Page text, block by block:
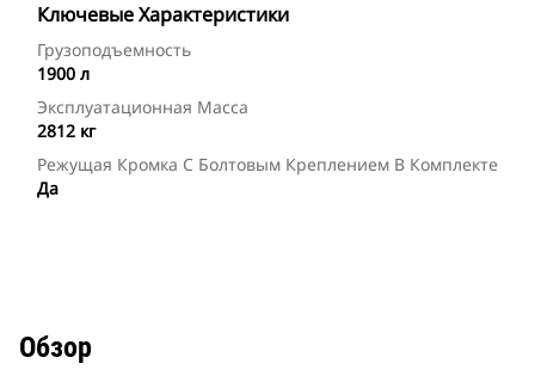
Ключевые Характеристики
Грузоподъемность
1900 л
Эксплуатационная Масса
2812 кг
Режущая Кромка С Болтовым Креплением В Комплекте
Да
Обзор